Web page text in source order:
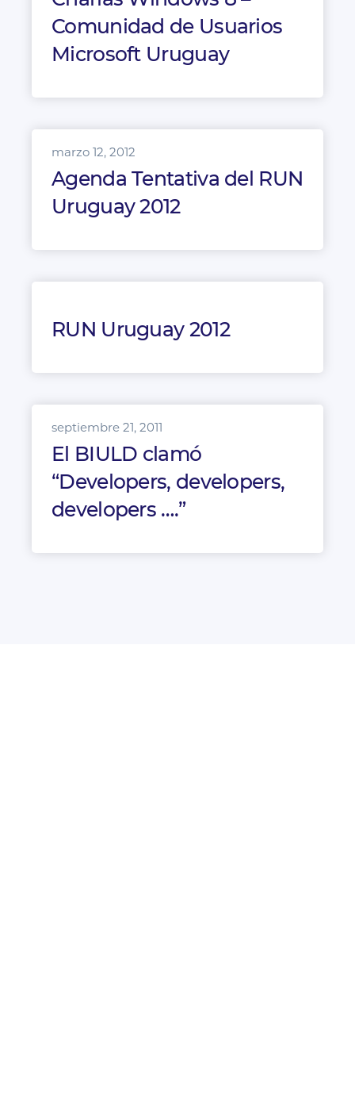
Comunidad de Usuarios
Microsoft Uruguay
marzo 12, 2012
Agenda Tentativa del RUN
Uruguay 2012
RUN Uruguay 2012
septiembre 21, 2011
El BIULD clamó
“Developers, developers,
developers ….”